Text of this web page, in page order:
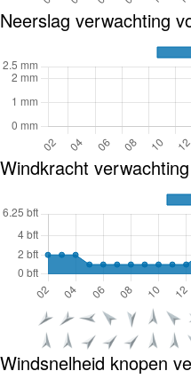
Neerslag verwachting
Windkracht
Windsnelheid knopen